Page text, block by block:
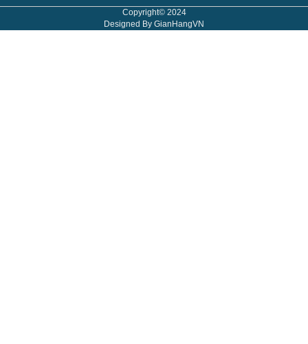
Copyright© 2024
Designed By GianHangVN